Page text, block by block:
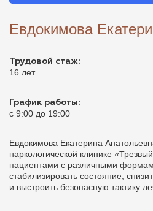
Евдокимова
Трудовой стаж:
16 лет
График работы:
с 9:00 до 19:00
Евдокимова Екатерина
наркологической клинике
пациентами с различными
стабилизировать состояние,
и выстроить безопасную тактику